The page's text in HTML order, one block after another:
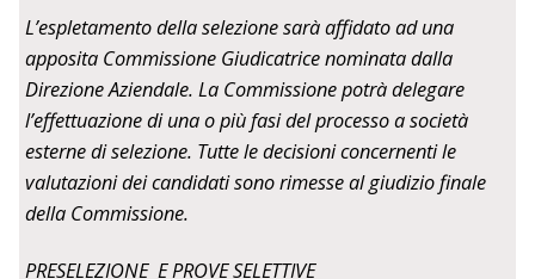
L’espletamento della selezione sarà affidato ad una
apposita Commissione Giudicatrice nominata dalla
Direzione Aziendale. La Commissione potrà delegare
l’effettuazione di una o più fasi del processo a società
esterne di selezione. Tutte le decisioni concernenti le
valutazioni dei candidati sono rimesse al giudizio finale
della Commissione.
PRESELEZIONE E PROVE SELETTIVE